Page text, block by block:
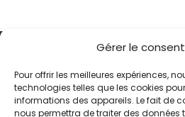
Gérer le
Pour offrir les meilleures expériences,
technologies telles que les cookies
informations des appareils. Le fait de
nous permettra de traiter des données
Alternative Média est une agence